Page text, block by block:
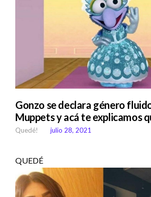
Gonzo se declara género
Muppets y acá te explicamos
Quedé! julio 28, 2021
QUEDÉ